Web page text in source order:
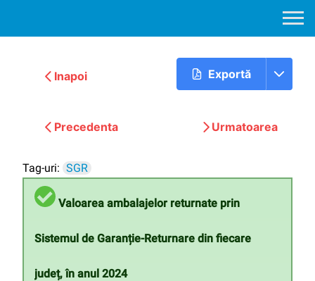
Inapoi Exportă
Precedenta Urmatoarea
Tag-uri: SGR
Valoarea ambalajelor returnate prin
Sistemul de Garanție-Returnare din fiecare
județ, în anul 2024